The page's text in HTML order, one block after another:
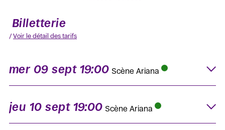
Billetterie
/Voir le détail des tarifs
mer 09 sept 19:00 Scène Ariana
jeu 10 sept 19:00 Scène Ariana